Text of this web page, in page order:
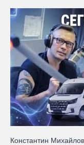
Константин